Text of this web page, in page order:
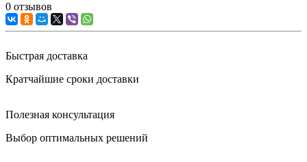
0 отзывов
Быстрая доставка
Кратчайшие сроки доставки
Полезная консультация
Выбор оптимальных решений